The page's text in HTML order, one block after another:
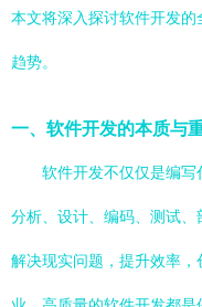
本文将深入探讨软件开发
趋势。
一、软件开发的本质与
软件开发不仅仅是编
分析、设计、编码、测试
解决现实问题，提升效率